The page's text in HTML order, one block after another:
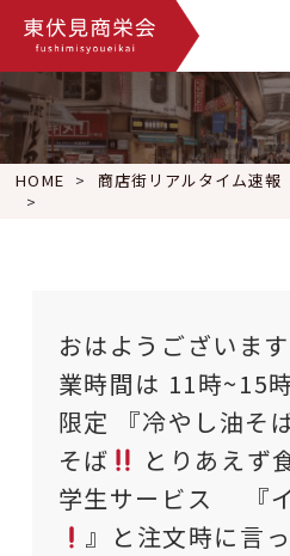
HOME
商店街リアルタイム速報
水曜日
おはようございます
業時間は 11時~15
限定 『冷やし油そ
そば
とりあえず
学生サービス 『
』と注文時に言